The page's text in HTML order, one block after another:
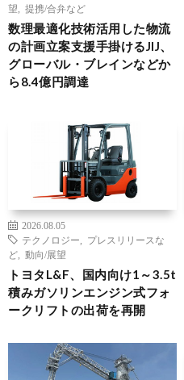
望
提携/合弁など
数理最適化技術活用した物流
の計画立案支援手掛けるJIJ、
グローバル・ブレインなどか
ら8.4億円調達
2026.08.05
テクノロジー
プレスリリースな
ど
動向/展望
トヨタL&F、国内向け1～3.5t
積みガソリンエンジン式フォ
ークリフトの出荷を再開